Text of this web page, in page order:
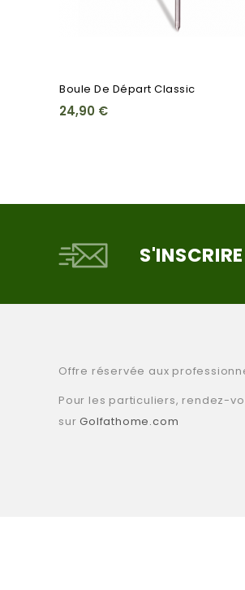
Boule De Départ Classic
24,90 €
Offre réservée aux
Pour les particuliers, rendez-
surGolfathome.com